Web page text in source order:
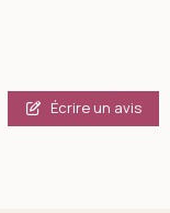
Écrire un avis